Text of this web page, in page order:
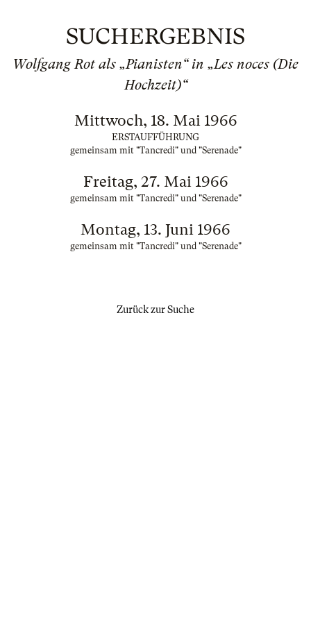
SUCHERGEBNIS
Wolfgang Rot als „Pianisten“ in „Les noces (Die
Hochzeit)“
Mittwoch, 18. Mai 1966
ERSTAUFFÜHRUNG
gemeinsam mit "Tancredi" und "Serenade"
Freitag, 27. Mai 1966
gemeinsam mit "Tancredi" und "Serenade"
Montag, 13. Juni 1966
gemeinsam mit "Tancredi" und "Serenade"
Zurück zur Suche